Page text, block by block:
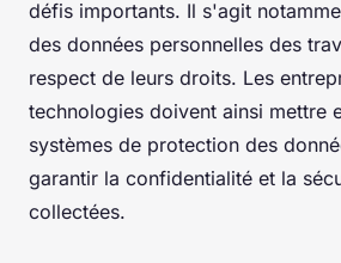
défis importants. Il s'agit
des données personnelles des
respect de leurs droits. Les
technologies doivent ainsi mettre
systèmes de protection des
garantir la confidentialité et la
collectées.